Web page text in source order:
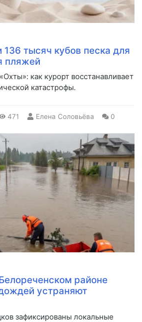
136 тысяч кубов песка для
пляжей
как курорт восстанавливает
катастрофы.
471 Елена Соловьёва 0
районе
устраняют
зафиксированы локальные